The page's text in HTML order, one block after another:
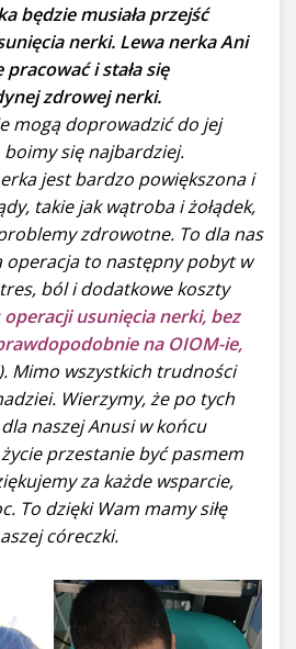
będzie musiała przejść
nerki. Lewa nerka Ani
pracować i stała się
zdrowej nerki.
mogą doprowadzić do jej
się najbardziej.
jest bardzo powiększona i
takie jak wątroba i żołądek,
zdrowotne. To dla nas
operacja to następny pobyt w
ból i dodatkowe koszty
usunięcia nerki, bez
na OIOM-ie,
Mimo wszystkich trudności
Wierzymy, że po tych
naszej Anusi w końcu
życie przestanie być pasmem
za każde wsparcie,
To dzięki Wam mamy siłę
córeczki.